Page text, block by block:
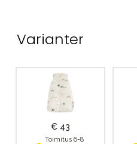
Varianter
€ 43
Toimitus 6-8